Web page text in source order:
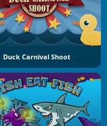
Duck Carnival Shoot